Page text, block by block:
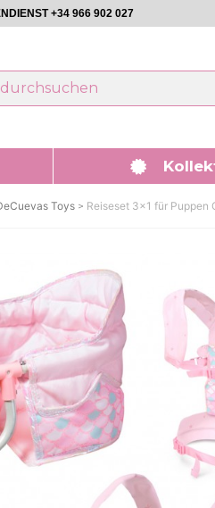
+34 966 902 027
Toys Reiseset 3x1 für Puppen